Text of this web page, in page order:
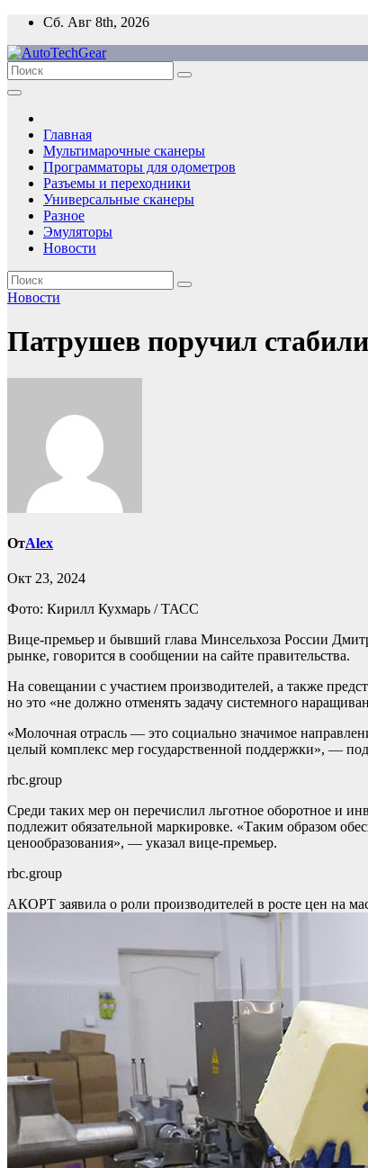
Перейти
содержимому
Сб. Авг 8th, 2026
Главная
Мультимарочные сканеры
Программаторы для одометров
Разъемы и переходники
Универсальные сканеры
Разное
Эмуляторы
Новости
Новости
Патрушев поручил
ОтAlex
Окт 23, 2024
Фото: Кирилл Кухмарь / ТАСС
Вице-премьер и бывший глава Минсельхоза России
рынке, говорится в сообщении на сайте правительства.
На совещании с участием производителей, а также
но это «не должно отменять задачу системного
«Молочная отрасль — это социально значимое
целый комплекс мер государственной поддержки», —
rbc.group
Среди таких мер он перечислил льготное оборотное и
подлежит обязательной маркировке. «Таким образом
ценообразования», — указал вице-премьер.
rbc.group
АКОРТ заявила о роли производителей в росте цен на